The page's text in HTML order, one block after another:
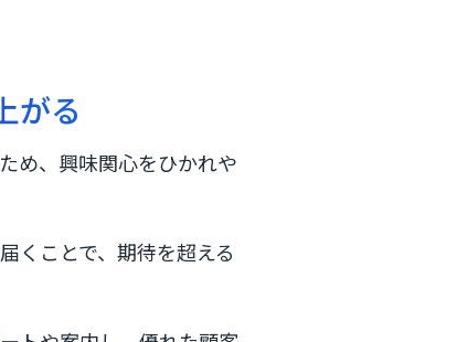
がる
め、興味関心をひかれや
くことで、期待を超える